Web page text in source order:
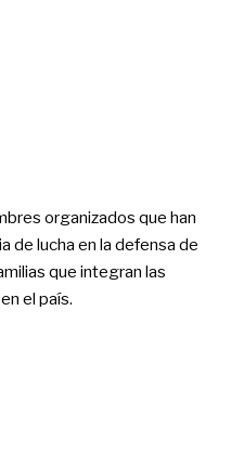
organizados que han
de lucha en la defensa de
que integran las
el país.